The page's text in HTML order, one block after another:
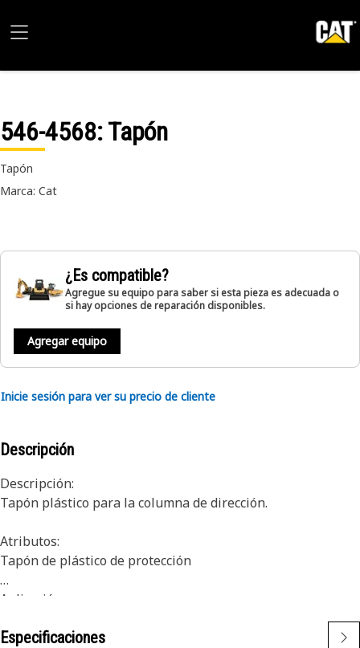
546-4568: Tapón
Tapón
Marca: Cat
¿Es compatible?
Agregue su equipo para saber si esta pieza es adecuada o
si hay opciones de reparación disponibles.
Agregar equipo
Inicie sesión para ver su precio de cliente
Descripción
Descripción:
Tapón plástico para la columna de dirección.
Atributos:
Tapón de plástico de protección
Aplicación:
Consulte el Manual del Propietario o comuníquese con su
distribuidor Cat local para obtener más información.
Especificaciones